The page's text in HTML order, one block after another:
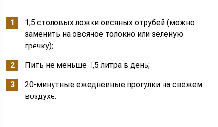
1,5 столовых ложки овсяных отрубей (можно
заменить на овсяное толокно или зеленую
гречку);
Пить не меньше 1,5 литра в день;
20-минутные ежедневные прогулки на свежем
воздухе.